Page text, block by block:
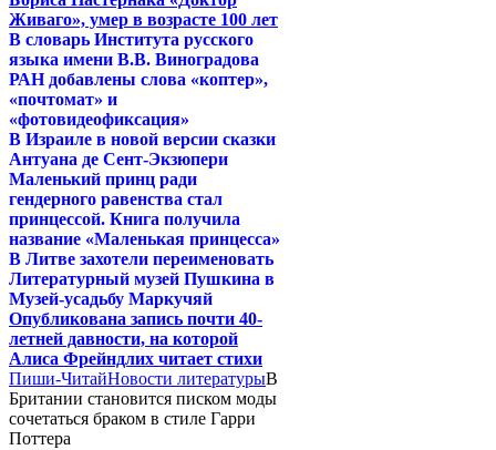
Живаго», умер в возрасте 100 лет
В словарь Института русского
языка имени В.В. Виноградова
РАН добавлены слова «коптер»,
«почтомат» и
«фотовидеофиксация»
В Израиле в новой версии сказки
Антуана де Сент-Экзюпери
Маленький принц ради
гендерного равенства стал
принцессой. Книга получила
название «Маленькая принцесса»
В Литве захотели переименовать
Литературный музей Пушкина в
Музей-усадьбу Маркучяй
Опубликована запись почти 40-
летней давности, на которой
Алиса Фрейндлих читает стихи
Пиши-ЧитайНовости литературыВ
Британии становится писком моды
сочетаться браком в стиле Гарри
Поттера